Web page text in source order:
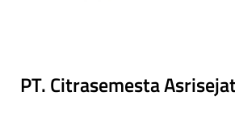
PT. Citrasemesta